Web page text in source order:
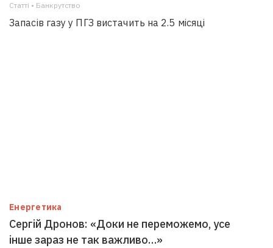
Статті • Банкрутство
Запасів газу у ПГЗ вистачить на 2.5 місяці
Енергетика
Сергій Дронов: «Доки не переможемо, усе
інше зараз не так важливо…»